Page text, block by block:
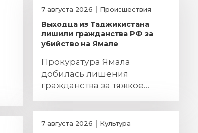
7 августа 2026 Происшествия
Выходца из Таджикистана
лишили гражданства РФ за
убийство на Ямале
Прокуратура Ямала
добилась лишения
гражданства за тяжкое
7 августа 2026 Культура